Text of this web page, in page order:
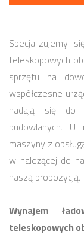
Specjalizujemy
teleskopowych
sprzętu na
współczesne
nadają się do
budowlanych.
maszyny z
w należącej do
naszą propozycją.
Wynajem
teleskopowych